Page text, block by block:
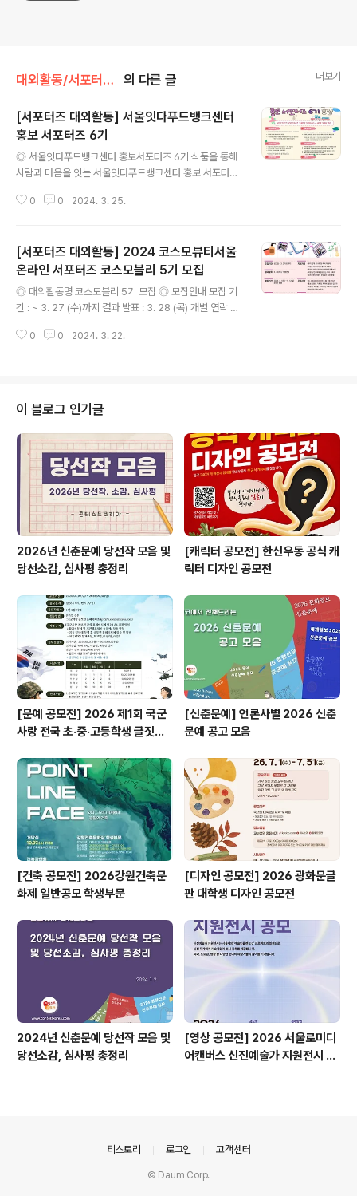
대외활동/서포터즈 • 기자단 의 다른 글 더보기
[서포터즈 대외활동] 서울잇다푸드뱅크센터
홍보 서포터즈 6기
◎ 서울잇다푸드뱅크센터 홍보서포터즈 6기 식품을 통해
사람과 마음을 잇는 서울잇다푸드뱅크센터 홍보 서포터즈
캠페인팀로 나뉘어 활동하게 됩니다. 식품 및 생활용품 기
024년 3월 13일(수) ~ 2024년 4월 3일(수) ◎ 활동내
용 1) 취재팀, 캠페인팀(공통) - 월1회~2회 미션 수행을 통
해 홍보 활동 진행 - 월 2회 정기모임 진행: 매월 첫째 주 금
요일(오프라인), 셋째 주 금요일(온라인) - 서울잇다푸드뱅
크센터 주요사업 및 사회공헌행사, 워크샵, 발대식, 수료식
등 참여 - 전문가를 통한 홍보역량강화교육 2회 - 활동지
0 0 2024. 3. 25.
[서포터즈 대외활동] 2024 코스모뷰티서울
온라인 서포터즈 코스모블리 5기 모집
◎ 대외활동명 코스모블리 5기 모집 ◎ 모집안내 모집 기
간 : ~ 3. 27 (수)까지 결과 발표 : 3. 28 (목) 개별 연락 활
: 00명 지원 자격 : 포스터 내용 참고 ◎ 지원자격 - 뷰티
심있는 모즌 분들 ◎ 활동혜택 코스모블리 5기 활동 수료
증 발급 10만원 상당의 뷰티박스 증정 2024 코스모뷰티
서울 전일 무료 입장 박람회 스탭 지원 시 우선 선발 최우수
코스모블리 활동 종료 후 가장 활발하고 열정적으로 활동
하신 최우수 코스모블리를 선정하여 소..
0 0 2024. 3. 22.
이 블로그 인기글
2026년 신춘문예 당선작 모음 및
당선소감, 심사평 총정리
[캐릭터 공모전] 한신우동 공식 캐
릭터 디자인 공모전
[문예 공모전] 2026 제1회 국군
사랑 전국 초·중·고등학생 글짓기
[신춘문예] 언론사별 2026 신춘
문예 공고 모음
[건축 공모전] 2026강원건축문
화제 일반공모 학생부문
[디자인 공모전] 2026 광화문글
판 대학생 디자인 공모전
2024년 신춘문예 당선작 모음 및
당선소감, 심사평 총정리
[영상 공모전] 2026 서울로미디
어캔버스 신진예술가 지원전시 공
티스토리 로그인 고객센터
© Daum Corp.